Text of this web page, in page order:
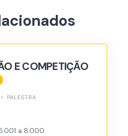
E COMPETIÇÃO
PALESTRA
a 8.000